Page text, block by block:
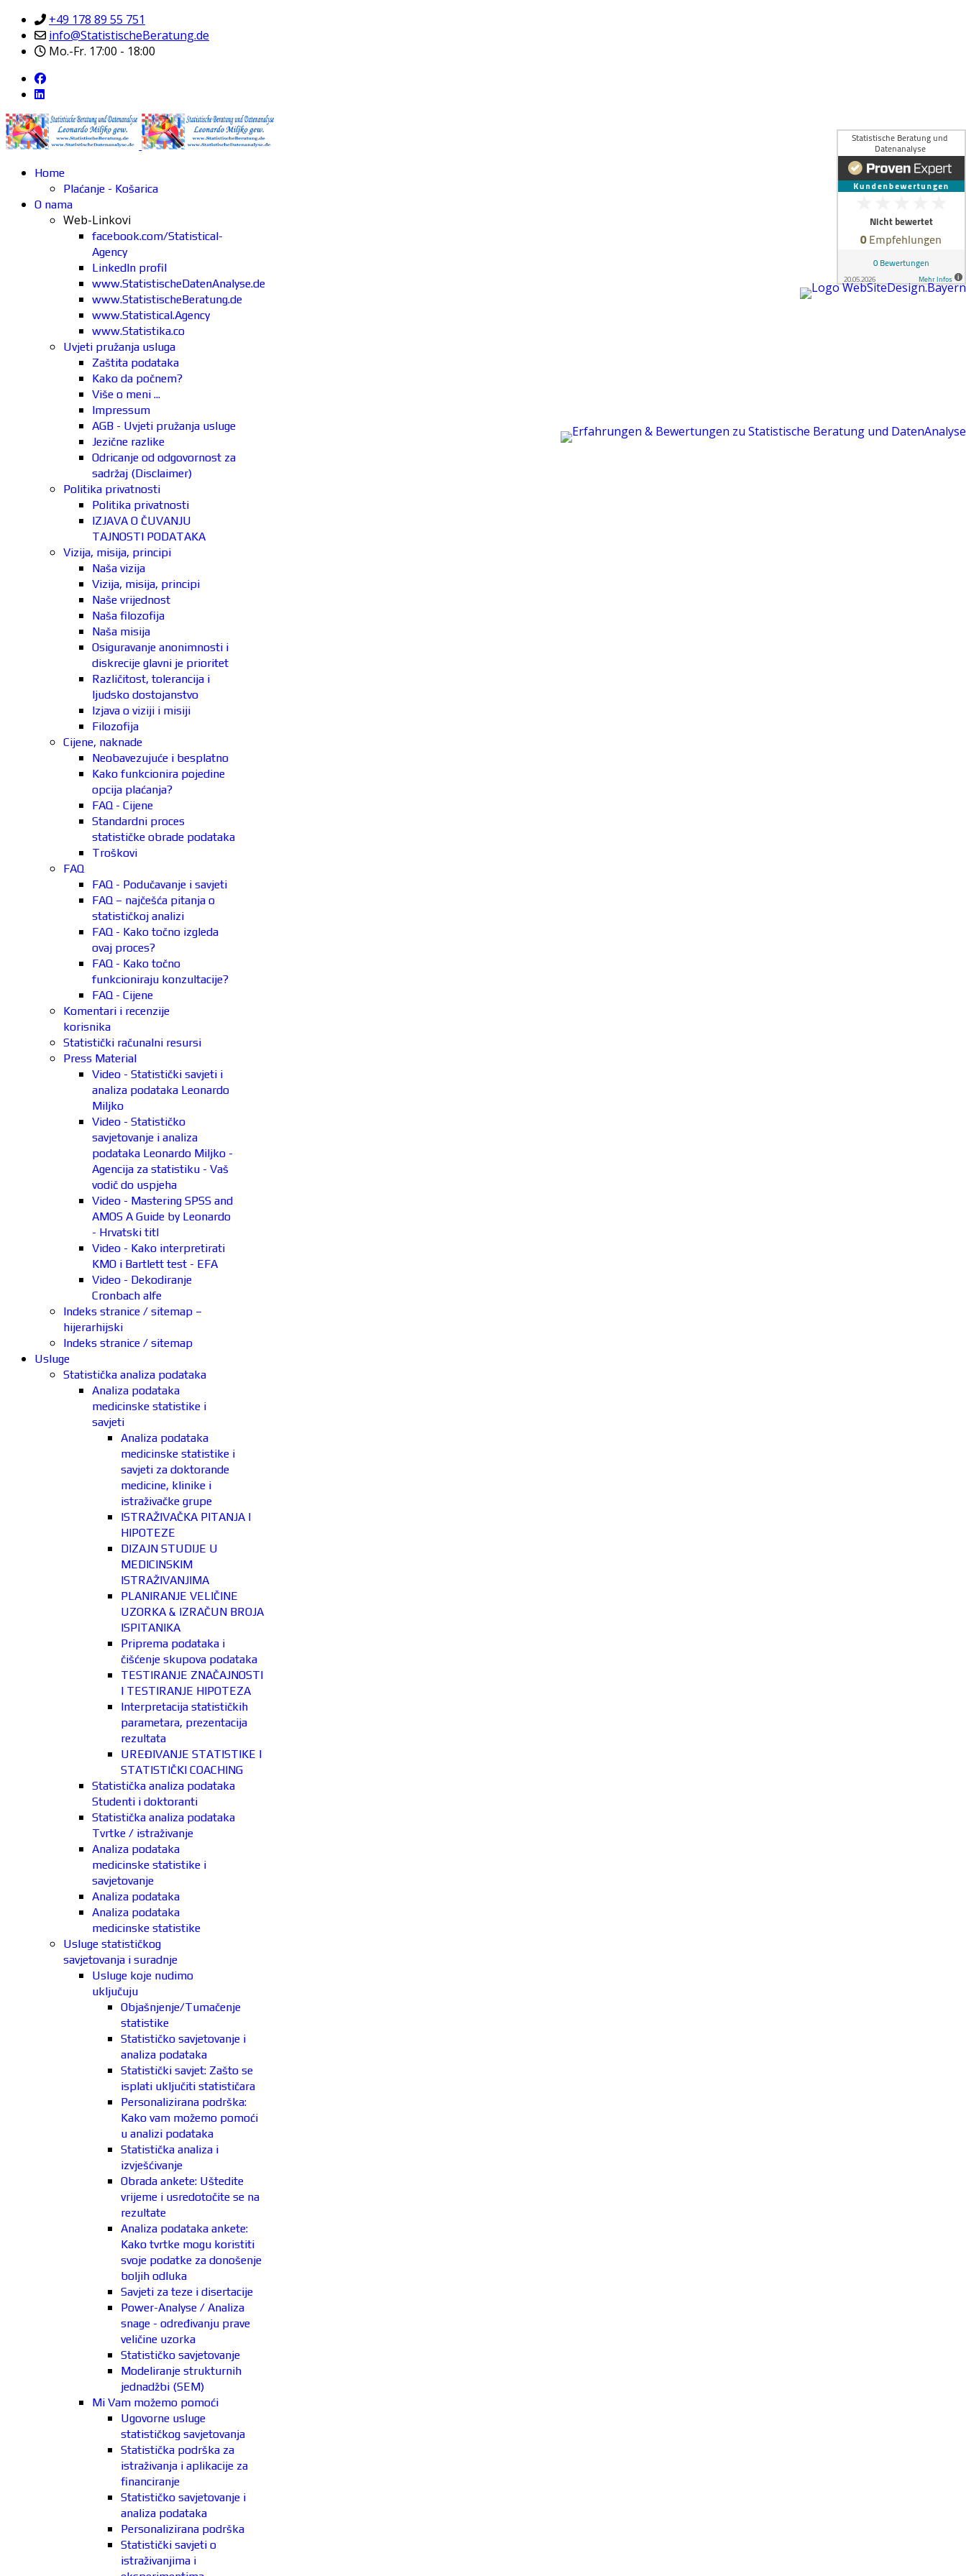
+49 178 89 55 751
info@StatistischeBeratung.de
Mo.-Fr. 17:00 - 18:00
Home
Plaćanje - Košarica
O nama
Web-Linkovi
facebook.com/Statistical-
Agency
LinkedIn profil
www.StatistischeDatenAnalyse.de
www.StatistischeBeratung.de
www.Statistical.Agency
www.Statistika.co
Uvjeti pružanja usluga
Zaštita podataka
Kako da počnem?
Više o meni ...
Impressum
AGB - Uvjeti pružanja usluge
Jezične razlike
Odricanje od odgovornost za
sadržaj (Disclaimer)
Politika privatnosti
Politika privatnosti
IZJAVA O ČUVANJU
TAJNOSTI PODATAKA
Vizija, misija, principi
Naša vizija
Vizija, misija, principi
Naše vrijednost
Naša filozofija
Naša misija
Osiguravanje anonimnosti i
diskrecije glavni je prioritet
Različitost, tolerancija i
ljudsko dostojanstvo
Izjava o viziji i misiji
Filozofija
Cijene, naknade
Neobavezujuće i besplatno
Kako funkcionira pojedine
opcija plaćanja?
FAQ - Cijene
Standardni proces
statističke obrade podataka
Troškovi
FAQ
FAQ - Podučavanje i savjeti
FAQ – najčešća pitanja o
statističkoj analizi
FAQ - Kako točno izgleda
ovaj proces?
FAQ - Kako točno
funkcioniraju konzultacije?
FAQ - Cijene
Komentari i recenzije
korisnika
Statistički računalni resursi
Press Material
Video - Statistički savjeti i
analiza podataka Leonardo
Miljko
Video - Statističko
savjetovanje i analiza
podataka Leonardo Miljko -
Agencija za statistiku - Vaš
vodič do uspjeha
Video - Mastering SPSS and
AMOS A Guide by Leonardo
- Hrvatski titl
Video - Kako interpretirati
KMO i Bartlett test - EFA
Video - Dekodiranje
Cronbach alfe
Indeks stranice / sitemap –
hijerarhijski
Indeks stranice / sitemap
Usluge
Statistička analiza podataka
Analiza podataka
medicinske statistike i
savjeti
Analiza podataka
medicinske statistike i
savjeti za doktorande
medicine, klinike i
istraživačke grupe
ISTRAŽIVAČKA PITANJA I
HIPOTEZE
DIZAJN STUDIJE U
MEDICINSKIM
ISTRAŽIVANJIMA
PLANIRANJE VELIČINE
UZORKA & IZRAČUN BROJA
ISPITANIKA
Priprema podataka i
čišćenje skupova podataka
TESTIRANJE ZNAČAJNOSTI
I TESTIRANJE HIPOTEZA
Interpretacija statističkih
parametara, prezentacija
rezultata
UREĐIVANJE STATISTIKE I
STATISTIČKI COACHING
Statistička analiza podataka
Studenti i doktoranti
Statistička analiza podataka
Tvrtke / istraživanje
Analiza podataka
medicinske statistike i
savjetovanje
Analiza podataka
Analiza podataka
medicinske statistike
Usluge statističkog
savjetovanja i suradnje
Usluge koje nudimo
uključuju
Objašnjenje/Tumačenje
statistike
Statističko savjetovanje i
analiza podataka
Statistički savjet: Zašto se
isplati uključiti statističara
Personalizirana podrška:
Kako vam možemo pomoći
u analizi podataka
Statistička analiza i
izvješćivanje
Obrada ankete: Uštedite
vrijeme i usredotočite se na
rezultate
Analiza podataka ankete:
Kako tvrtke mogu koristiti
svoje podatke za donošenje
boljih odluka
Savjeti za teze i disertacije
Power-Analyse / Analiza
snage - određivanju prave
veličine uzorka
Statističko savjetovanje
Modeliranje strukturnih
jednadžbi (SEM)
Mi Vam možemo pomoći
Ugovorne usluge
statističkog savjetovanja
Statistička podrška za
istraživanja i aplikacije za
financiranje
Statističko savjetovanje i
analiza podataka
Personalizirana podrška
Statistički savjeti o
istraživanjima i